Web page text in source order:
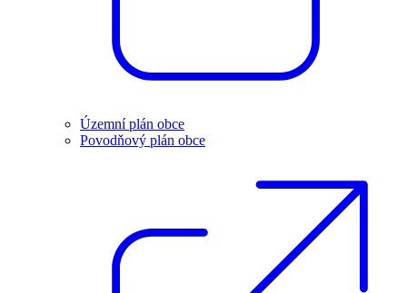
Územní plán obce
Povodňový plán obce